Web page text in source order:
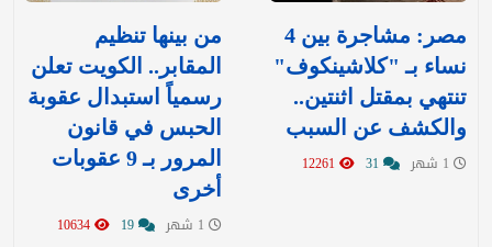
مصر: مشاجرة بين 4
نساء بـ "كلاشينكوف"
تنتهي بمقتل اثنتين..
والكشف عن السبب
من بينها تنظيم
المقابر.. الكويت تعلن
رسمياً استبدال عقوبة
الحبس في قانون
المرور بـ 9 عقوبات
أخرى